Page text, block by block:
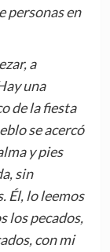
personas en
a
una
de la fiesta
se acercó
y pies
sin
Él, lo leemos
los pecados,
con mi